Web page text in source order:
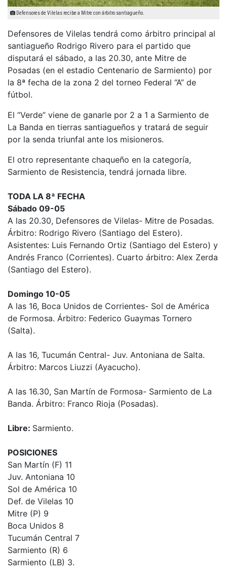
Defensores de Vilelas recibe a Mitre con árbitro santiagueño.
Defensores de Vilelas tendrá como árbitro principal al
santiagueño Rodrigo Rivero para el partido que
disputará el sábado, a las 20.30, ante Mitre de
Posadas (en el estadio Centenario de Sarmiento) por
la 8ª fecha de la zona 2 del torneo Federal “A” de
fútbol.
El “Verde” viene de ganarle por 2 a 1 a Sarmiento de
La Banda en tierras santiagueños y tratará de seguir
por la senda triunfal ante los misioneros.
El otro representante chaqueño en la categoría,
Sarmiento de Resistencia, tendrá jornada libre.
TODA LA 8ª FECHA
Sábado 09-05
A las 20.30, Defensores de Vilelas- Mitre de Posadas.
Árbitro: Rodrigo Rivero (Santiago del Estero).
Asistentes: Luis Fernando Ortiz (Santiago del Estero) y
Andrés Franco (Corrientes). Cuarto árbitro: Alex Zerda
(Santiago del Estero).
Domingo 10-05
A las 16, Boca Unidos de Corrientes- Sol de América
de Formosa. Árbitro: Federico Guaymas Tornero
(Salta).
A las 16, Tucumán Central- Juv. Antoniana de Salta.
Árbitro: Marcos Liuzzi (Ayacucho).
A las 16.30, San Martín de Formosa- Sarmiento de La
Banda. Árbitro: Franco Rioja (Posadas).
Libre: Sarmiento.
POSICIONES
San Martín (F) 11
Juv. Antoniana 10
Sol de América 10
Def. de Vilelas 10
Mitre (P) 9
Boca Unidos 8
Tucumán Central 7
Sarmiento (R) 6
Sarmiento (LB) 3.